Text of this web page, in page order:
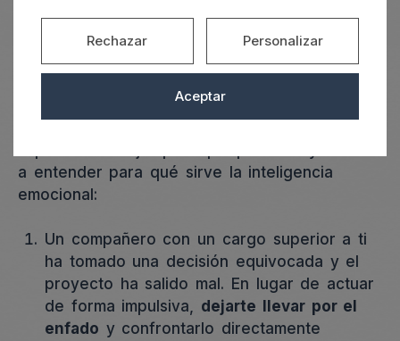
nuestra cuenta o con la ayuda de un
psicólogo) nos permitirá, no soloentender y
gestionar mejor nuestras propias emociones
las emociones de los demás
a entender para qué sirve la inteligencia
emocional:
Un compañero con un cargo superior a ti
ha tomado una decisión equivocada y el
proyecto ha salido mal. En lugar de actuar
de forma impulsiva, dejarte llevar por el
enfado y confrontarlo directamente
Aceptar
Rechazar Personalizar